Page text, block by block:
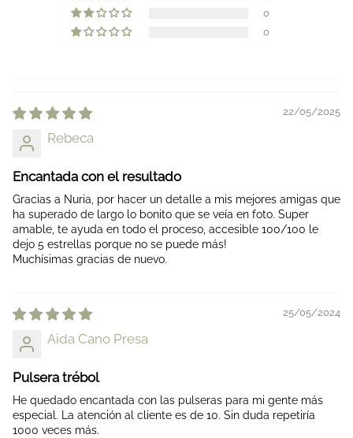
0
0
22/05/2025
Rebeca
Encantada con el resultado
Gracias a Nuria, por hacer un detalle a mis mejores amigas que
ha superado de largo lo bonito que se veía en foto. Super
amable, te ayuda en todo el proceso, accesible 100/100 le
dejo 5 estrellas porque no se puede más!
Muchísimas gracias de nuevo.
25/05/2024
Aida Cano Presa
Pulsera trébol
He quedado encantada con las pulseras para mi gente más
especial. La atención al cliente es de 10. Sin duda repetiría
1000 veces más.